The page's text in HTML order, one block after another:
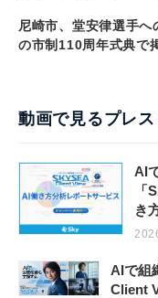
尼崎市、堂安律選手
の市制110周年式典で
動画で見るプレ
AI
き
AIで組
Client